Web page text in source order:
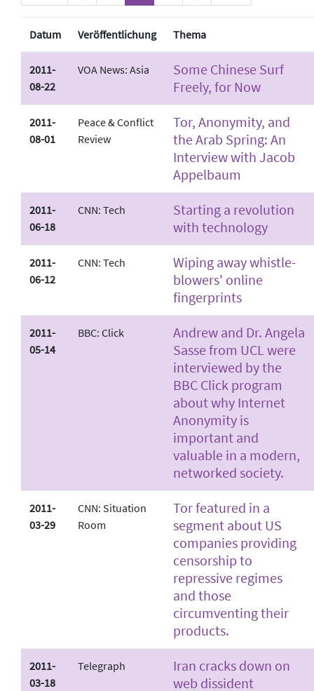
Datum Veröffentlichung Thema
2011-
08-22
VOA News: Asia
Some Chinese Surf
Freely, for Now
2011-
08-01
Peace & Conflict
Review
Tor, Anonymity, and
the Arab Spring: An
Interview with Jacob
Appelbaum
2011-
06-18
CNN: Tech
Starting a revolution
with technology
2011-
06-12
CNN: Tech
Wiping away whistle-
blowers' online
fingerprints
2011-
05-14
BBC: Click
Andrew and Dr. Angela
Sasse from UCL were
interviewed by the
BBC Click program
about why Internet
Anonymity is
important and
valuable in a modern,
networked society.
2011-
03-29
CNN: Situation
Room
Tor featured in a
segment about US
companies providing
censorship to
repressive regimes
and those
circumventing their
products.
2011-
03-18
Telegraph
Iran cracks down on
web dissident